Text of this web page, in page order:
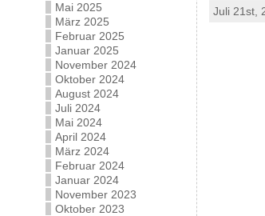
Mai 2025
März 2025
Februar 2025
Januar 2025
November 2024
Oktober 2024
August 2024
Juli 2024
Mai 2024
April 2024
März 2024
Februar 2024
Januar 2024
November 2023
Oktober 2023
Juli 21st,